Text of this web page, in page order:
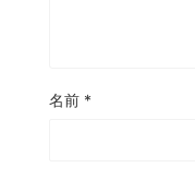
名前 *